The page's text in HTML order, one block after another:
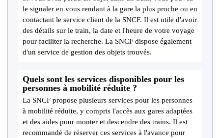
le signaler en vous rendant à la gare la plus proche ou en
contactant le service client de la SNCF. Il est utile d'avoir
des détails sur le train, la date et l'heure de votre voyage
pour faciliter la recherche. La SNCF dispose également
d'un service de gestion des objets trouvés.
Quels sont les services disponibles pour les
personnes à mobilité réduite ?
La SNCF propose plusieurs services pour les personnes
à mobilité réduite, y compris l'accès aux gares adaptées
et des aides pour monter et descendre des trains. Il est
recommandé de réserver ces services à l'avance pour